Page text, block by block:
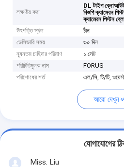
লক্ষণীয় করা
DL টাইপ ব্লোআউট
বিওপি ক্যামেরন
ক্যামেরন পিস্টন
উৎপত্তি স্থল
চীন
ডেলিভারি সময়
৩০ দিন
ন্যূনতম চাহিদার পরিমাণ
১ সেট
পরিচিতিমুলক নাম
FORUS
পরিশোধের শর্ত
এল/সি, টি/টি,
আরো দেখুন
যোগাযোগের
Miss. Liu